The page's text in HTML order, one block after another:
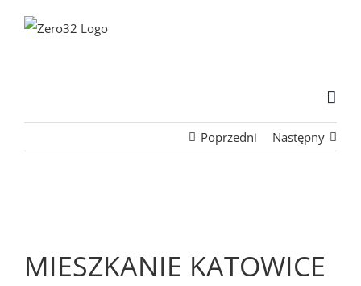
Poprzedni Następny
MIESZKANIE KATOWICE